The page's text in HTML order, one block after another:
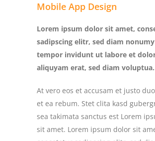
Mobile App Design
Lorem ipsum dolor sit amet,
sadipscing elitr, sed diam
tempor invidunt ut labore et
aliquyam erat, sed diam voluptua.
At vero eos et accusam et justo
et ea rebum. Stet clita kasd
sea takimata sanctus est Lorem
sit amet. Lorem ipsum dolor sit